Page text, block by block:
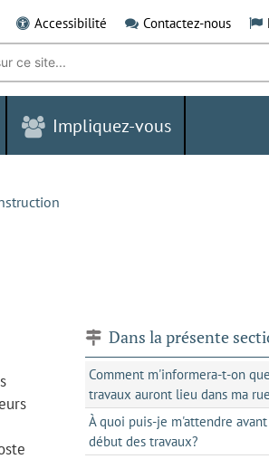
Accessibilité Contactez-nous
Impliquez-vous
Dans la présente
Comment m'informera-t-on
travaux auront lieu dans ma
À quoi puis-je m'attendre
début des travaux?